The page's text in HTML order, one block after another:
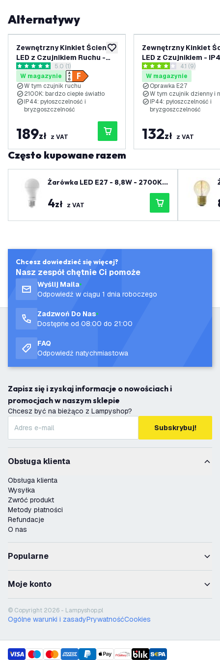
Alternatywy
dodaj do listy życzeń
Zewnętrzny Kinkiet Ścienny
LED z Czujnikiem Ruchu -
7.5W - 2100K - IP44 –
Antracyt
otwórz panel recenzji
5 Gwiazdki oceny
5.0 (1)
W magazynie
W tym czujnik ruchu
2100K: bardzo ciepłe światło
IP44: pyłoszczelność i
bryzgoszczelność
189zł z VAT
Zewnętrzny Kinkiet
LED z Czujnikiem -
Oprawka E27 –
otwórz panel
4.1 Gwiazdki oceny
4.1 (9)
W magazynie
Oprawka E27
W tym czujnik dzienny i
IP44: pyłoszczelność i
bryzgoszczelność
132zł z VAT
Często kupowane razem
Żarówka LED E27 - 8,8W - 2700K -
4zł z VAT
Chcesz dowiedzieć się więcej?
Nasz zespół chętnie Ci pomoże
Wyślij Maila
Odpowiedź w ciągu 1 dnia roboczego
Zadzwoń Do Nas
Dostępne od 08:00 do 21:00
FAQ
Odpowiedź natychmiastowa
Zapisz się i zyskaj informacje o nowościach i
promocjach w naszym sklepie
Chcesz być na bieżąco z Lampyshop?
Subskrybuj!
Obsługa klienta
Obsługa klienta
Wysyłka
Zwróć produkt
Metody płatności
Refundacje
O nas
Popularne
Moje konto
© Copyright 2026 - Lampyshop.pl
Ogólne warunki i zasadyPrywatnośćCookies